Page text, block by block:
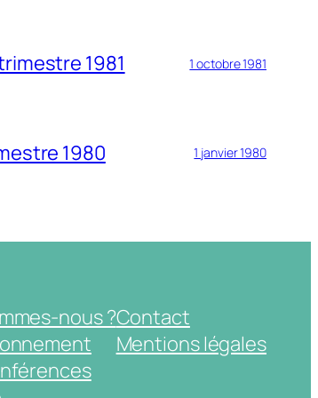
1981 1 octobre 1981
1980 1 janvier 1980
nous ?Contact
Mentions légales